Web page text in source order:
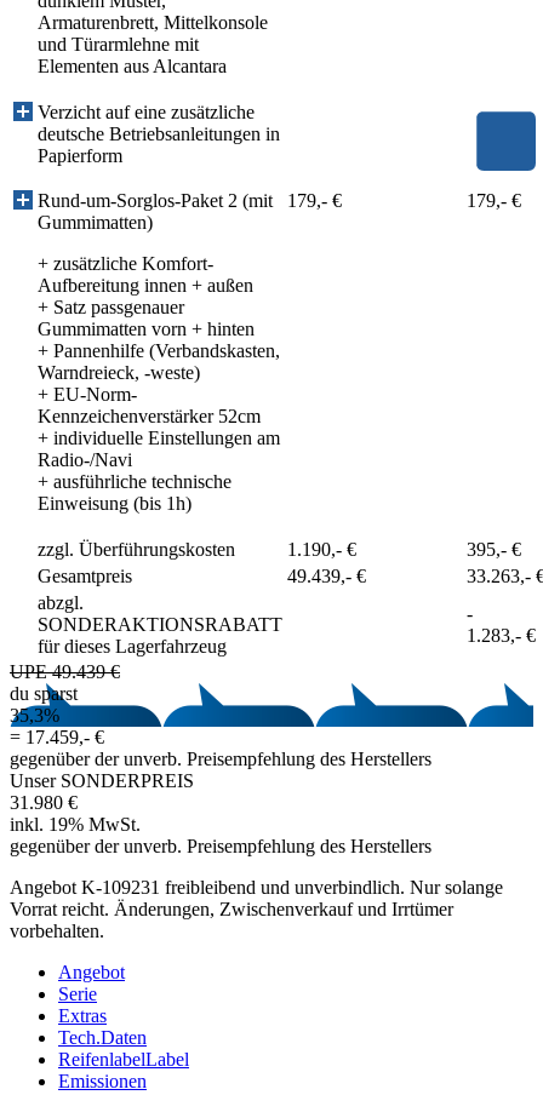
Armaturenbrett, Mittelkonsole
und Türarmlehne mit
Elementen aus Alcantara
Verzicht auf eine zusätzliche
deutsche Betriebsanleitungen in
Papierform
Rund-um-Sorglos-Paket 2 (mit
Gummimatten)
+ zusätzliche Komfort-
Aufbereitung innen + außen
+ Satz passgenauer
Gummimatten vorn + hinten
+ Pannenhilfe (Verbandskasten,
Warndreieck, -weste)
+ EU-Norm-
Kennzeichenverstärker 52cm
+ individuelle Einstellungen am
Radio-/Navi
+ ausführliche technische
Einweisung (bis 1h)
179,- € 179,- €
zzgl. Überführungskosten 1.190,- €
395,- €
Gesamtpreis
49.439,- €
33.263,-
abzgl.
SONDERAKTIONSRABATT
für dieses Lagerfahrzeug
-
1.283,- €
UPE 49.439 €
du sparst
35,3%
= 17.459,- €
gegenüber der unverb. Preisempfehlung des Herstellers
Unser SONDERPREIS
31.980 €
inkl. 19% MwSt.
gegenüber der unverb. Preisempfehlung des Herstellers
Angebot K-109231 freibleibend und unverbindlich. Nur solange
Vorrat reicht. Änderungen, Zwischenverkauf und Irrtümer
vorbehalten.
Angebot
Serie
Extras
Tech.Daten
ReifenlabelLabel
Emissionen